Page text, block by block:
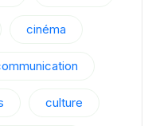
cinéma
culture